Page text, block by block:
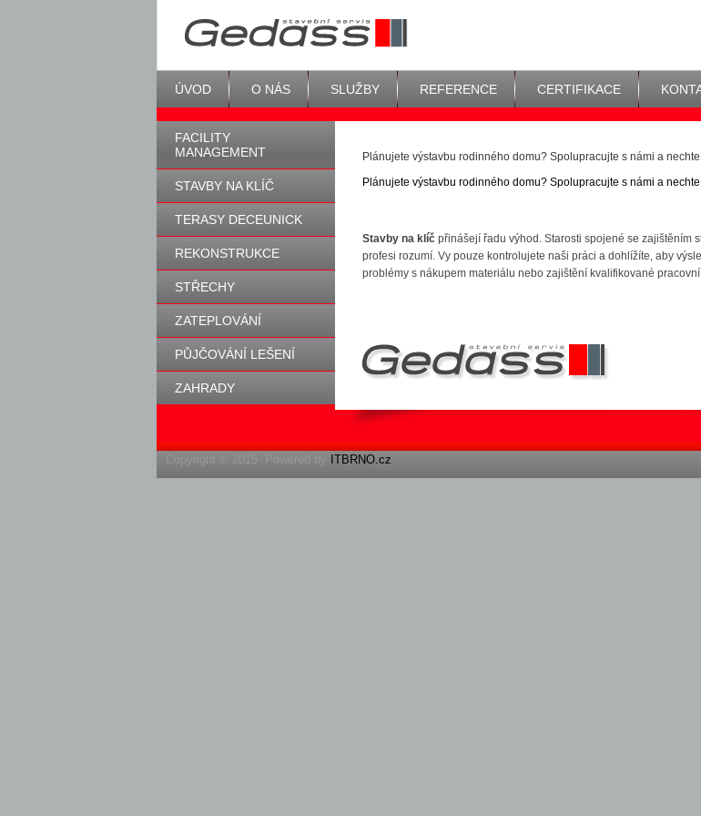
ÚVOD O NÁS SLUŽBY REFERENCE CERTIFIKACE
FACILITY
MANAGEMENT
STAVBY NA KLÍČ
TERASY DECEUNICK
REKONSTRUKCE
STŘECHY
ZATEPLOVÁNÍ
PŮJČOVÁNÍ LEŠENÍ
ZAHRADY
Plánujete výstavbu rodinného domu? Spolupracujte s námi a
Plánujete výstavbu rodinného domu? Spolupracujte s námi a
Stavby na klíč přinášejí řadu výhod. Starosti spojené se zajištěním
profesi rozumí. Vy pouze kontrolujete naši práci a dohlížíte, aby
problémy s nákupem materiálu nebo zajištění kvalifikované pracovní
Copyright © 2015 Powered by ITBRNO.cz